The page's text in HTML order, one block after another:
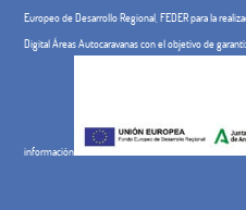
Europeo de Desarrollo Regional, FEDER para la
Digital Áreas Autocaravanas con el objetivo de
información